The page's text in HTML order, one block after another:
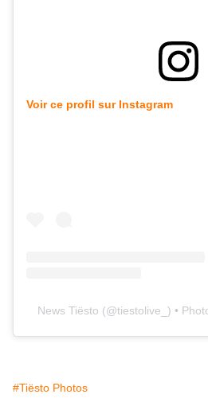
Voir ce profil sur Instagram
News Tiësto (@tiestolive_ ) •
#Tiësto Photos